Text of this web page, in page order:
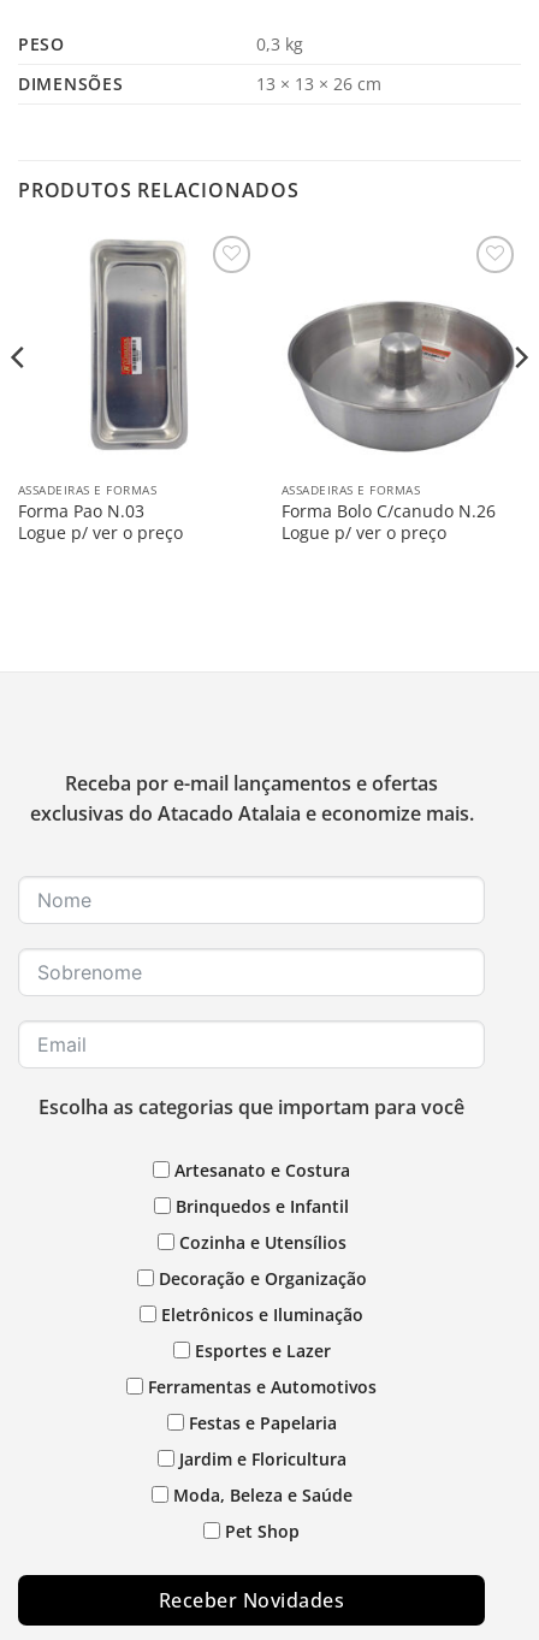
PESO
0,3 kg
DIMENSÕES
13 × 13 × 26 cm
PRODUTOS RELACIONADOS
ASSADEIRAS E FORMAS
Forma Pao N.03
Logue p/ ver o preço
Lista
ASSADEIRAS E FORMAS
Forma Bolo C/canudo N.26
Logue p/ ver o preço
Receba por e-mail lançamentos e ofertas
exclusivas do Atacado Atalaia e economize mais.
Escolha as categorias que importam para você
Artesanato e Costura
Brinquedos e Infantil
Cozinha e Utensílios
Decoração e Organização
Eletrônicos e Iluminação
Esportes e Lazer
Ferramentas e Automotivos
Festas e Papelaria
Jardim e Floricultura
Moda, Beleza e Saúde
Pet Shop
Receber Novidades